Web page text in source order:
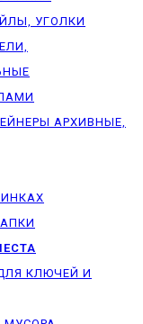
УГОЛКИ
АРХИВНЫЕ,
КЛЮЧЕЙ И